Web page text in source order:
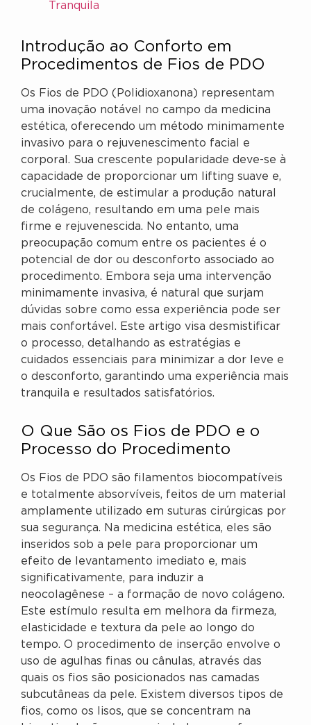
Tranquila
Introdução ao Conforto em
Procedimentos de Fios de PDO
Os Fios de PDO (Polidioxanona) representam
uma inovação notável no campo da medicina
estética, oferecendo um método minimamente
invasivo para o rejuvenescimento facial e
corporal. Sua crescente popularidade deve-se à
capacidade de proporcionar um lifting suave e,
crucialmente, de estimular a produção natural
de colágeno, resultando em uma pele mais
firme e rejuvenescida. No entanto, uma
preocupação comum entre os pacientes é o
potencial de dor ou desconforto associado ao
procedimento. Embora seja uma intervenção
minimamente invasiva, é natural que surjam
dúvidas sobre como essa experiência pode ser
mais confortável. Este artigo visa desmistificar
o processo, detalhando as estratégias e
cuidados essenciais para minimizar a dor leve e
o desconforto, garantindo uma experiência mais
tranquila e resultados satisfatórios.
O Que São os Fios de PDO e o
Processo do Procedimento
Os Fios de PDO são filamentos biocompatíveis
e totalmente absorvíveis, feitos de um material
amplamente utilizado em suturas cirúrgicas por
sua segurança. Na medicina estética, eles são
inseridos sob a pele para proporcionar um
efeito de levantamento imediato e, mais
significativamente, para induzir a
neocolagênese – a formação de novo colágeno.
Este estímulo resulta em melhora da firmeza,
elasticidade e textura da pele ao longo do
tempo. O procedimento de inserção envolve o
uso de agulhas finas ou cânulas, através das
quais os fios são posicionados nas camadas
subcutâneas da pele. Existem diversos tipos de
fios, como os lisos, que se concentram na